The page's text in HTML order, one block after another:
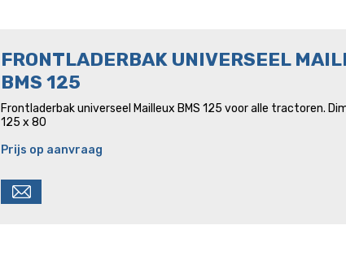
FRONTLADERBAK UNIVERSEEL
BMS 125
Frontladerbak universeel Mailleux BMS 125 voor alle tractoren.
125 x 80
Prijs op aanvraag